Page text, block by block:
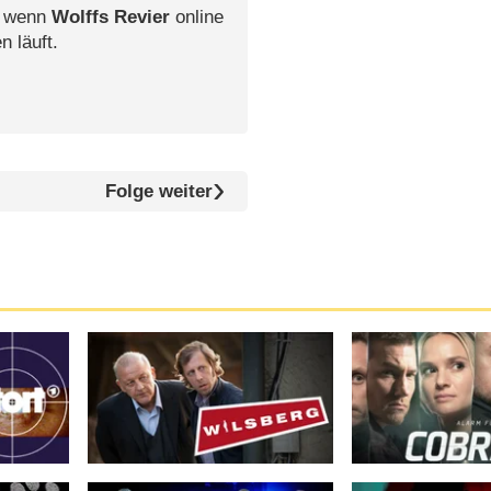
Wolffs Revieronline
läuft.
Folge weiter